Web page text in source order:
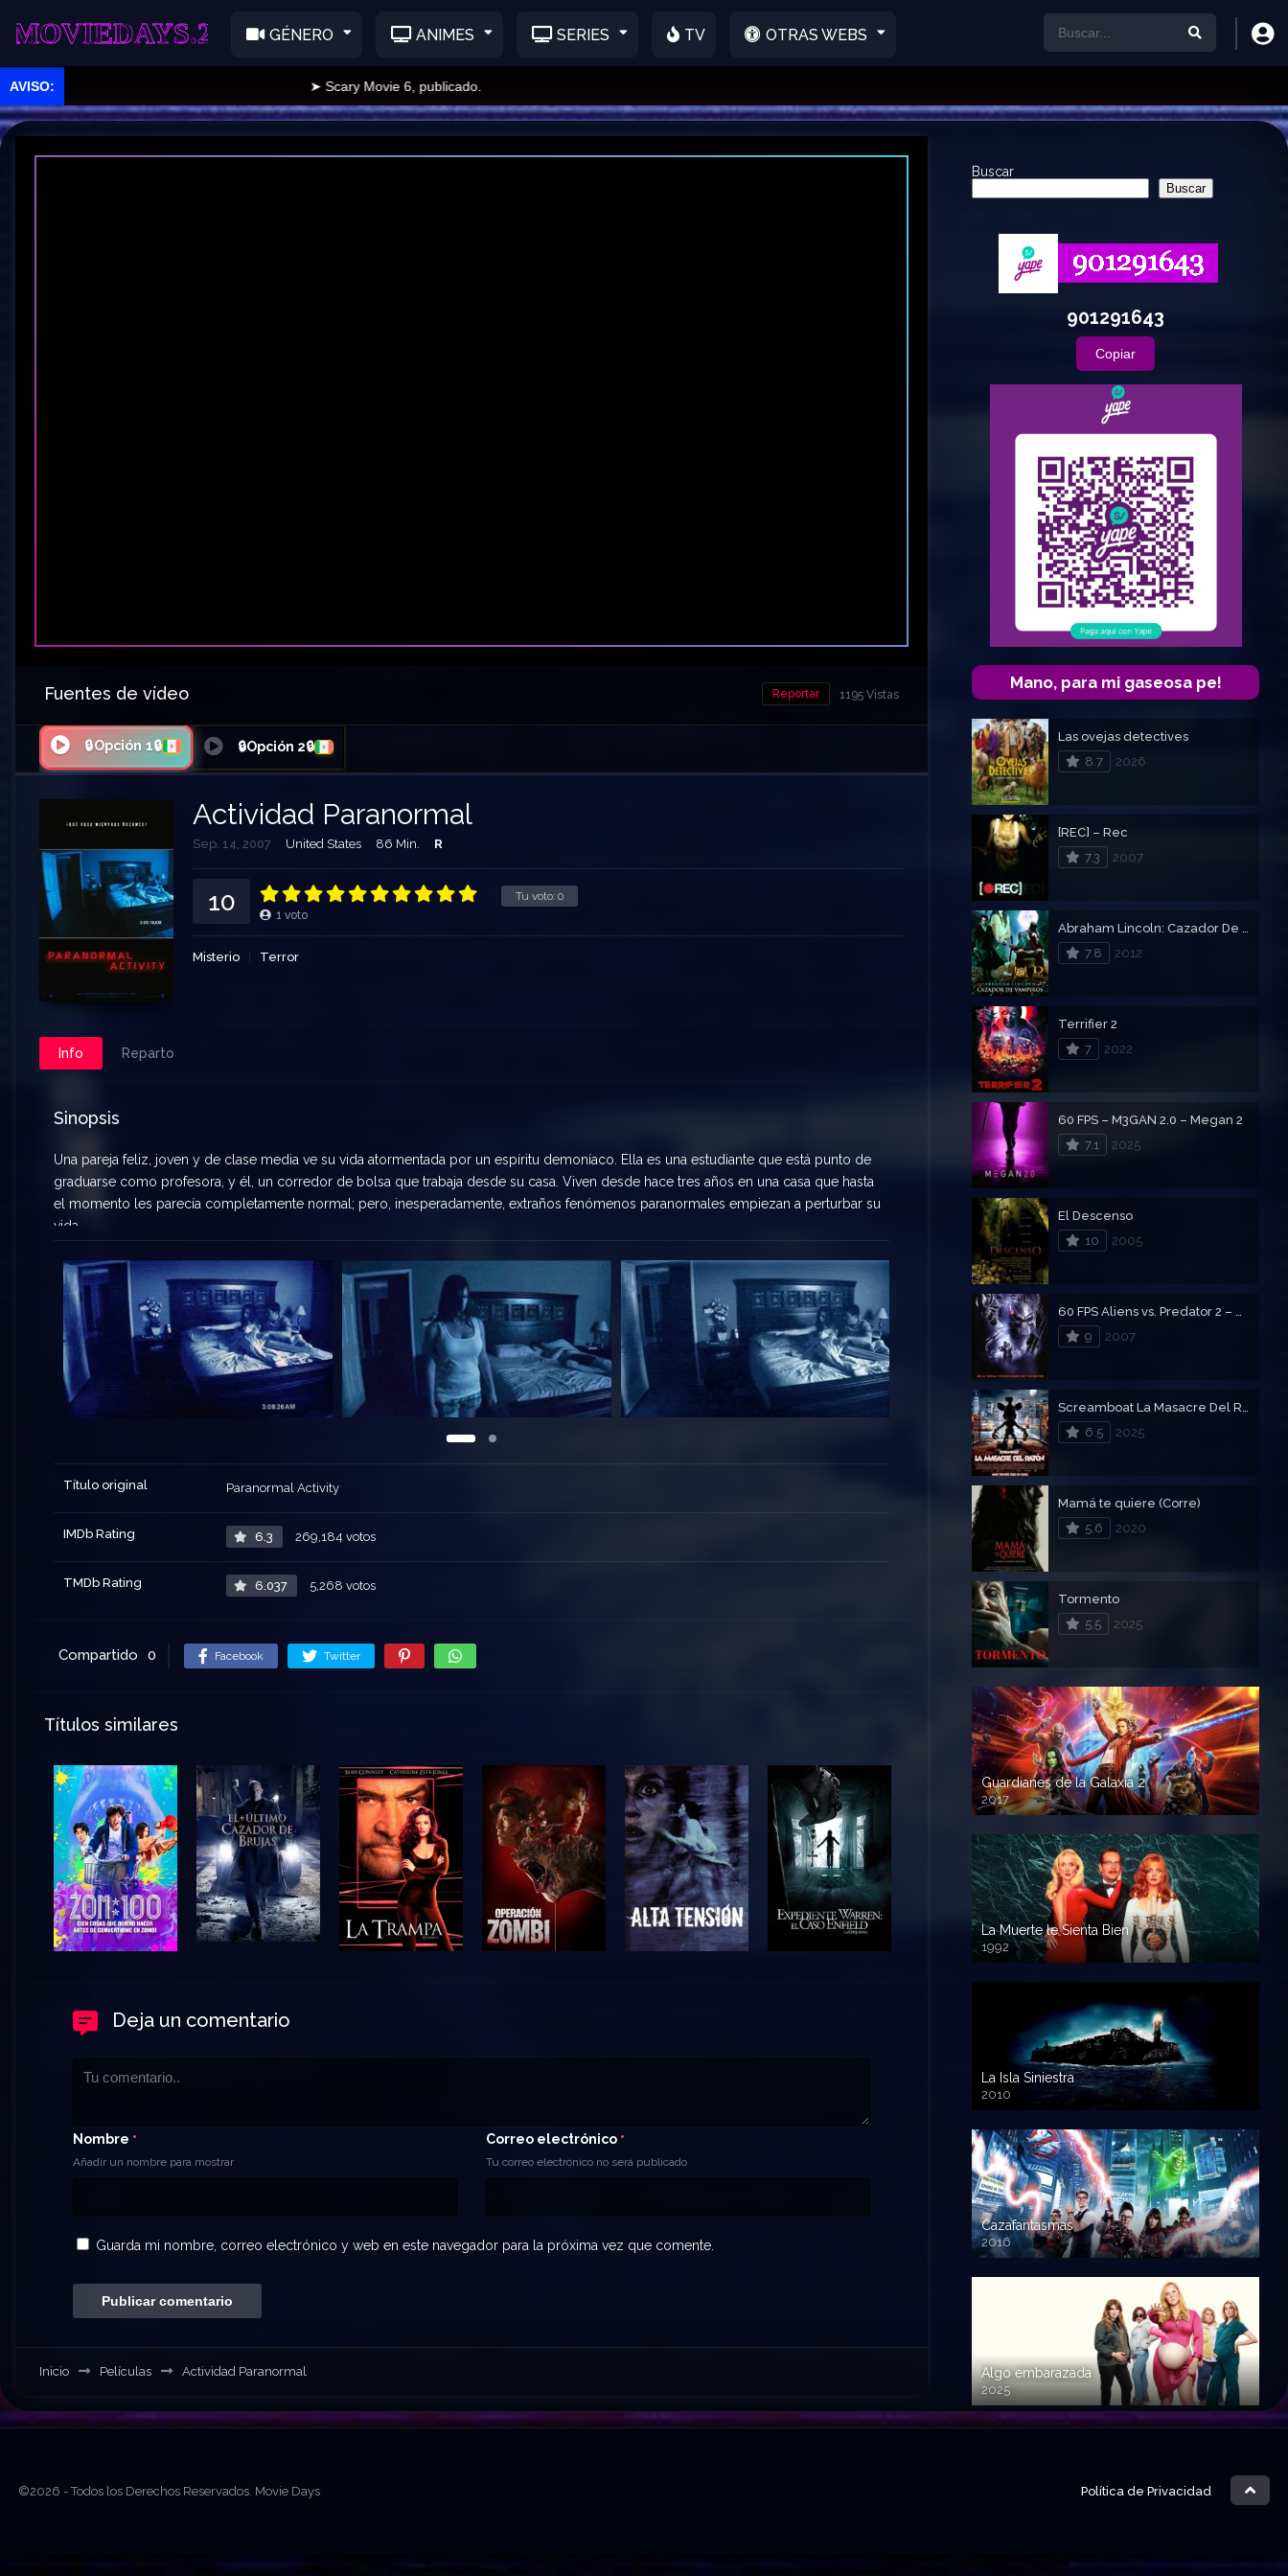
GÉNERO ANIMES SERIES TV OTRAS WEBS
➤ Scary Movie 6, publicado.
Fuentes de vídeo 1195 Vistas
Reportar
🔒Opción 1🔒 🔒Opción 2🔒
Actividad Paranormal
Sep. 14, 2007 United States 86 Min. R
Tu voto: 0
10 1 voto
Misterio Terror
Info Reparto
Sinopsis
Una pareja feliz, joven y de clase media ve su vida atormentada por un espíritu demoníaco. Ella es una estudiante que está punto de
graduarse como profesora, y él, un corredor de bolsa que trabaja desde su casa. Viven desde hace tres años en una casa que hasta
el momento les parecía completamente normal; pero, inesperadamente, extraños fenómenos paranormales empiezan a perturbar su
vida.
Título original Paranormal Activity
IMDb Rating 6.3 269,184 votos
TMDb Rating 6.037 5,268 votos
Compartido 0 Facebook Twitter
Títulos similares
Deja un comentario
Nombre *
Añadir un nombre para mostrar
Correo electrónico *
Tu correo electrónico no será publicado
Guarda mi nombre, correo electrónico y web en este navegador para la próxima vez que comente.
Inicio Películas Actividad Paranormal
Buscar
Buscar
901291643
Copiar
Mano, para mi gaseosa pe!
Las ovejas detectives
8.7
2026
[REC] – Rec
7.3
2007
7.8
2012
Terrifier 2
7
2022
60 FPS – M3GAN 2.0 – Megan 2
7.1
2025
El Descenso
10
2005
9
2007
6.5
2025
Mamá te quiere (Corre)
5.6
2020
Tormento
5.5
2025
Guardianes de la Galaxia 2
2017
720p HD
La Muerte le Sienta Bien
1992
720p HD
La Isla Siniestra
2010
720p HD
Cazafantasmas
2016
720p HD
Algo embarazada
2025
720p HD
©2026 - Todos los Derechos Reservados. Movie Days Política de Privacidad